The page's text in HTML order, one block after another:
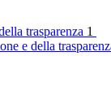
trasparenza 1
e della